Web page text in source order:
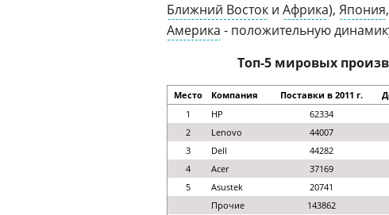
Ближний Восток и Африка), Япония
Америка - положительную
Топ-5 мировых
Место Компания Поставки в 2011 г.
1
HP 62334
2
Lenovo 44007
3
Dell 44282
4
Acer 37169
5
Asustek 20741
Прочие
143862